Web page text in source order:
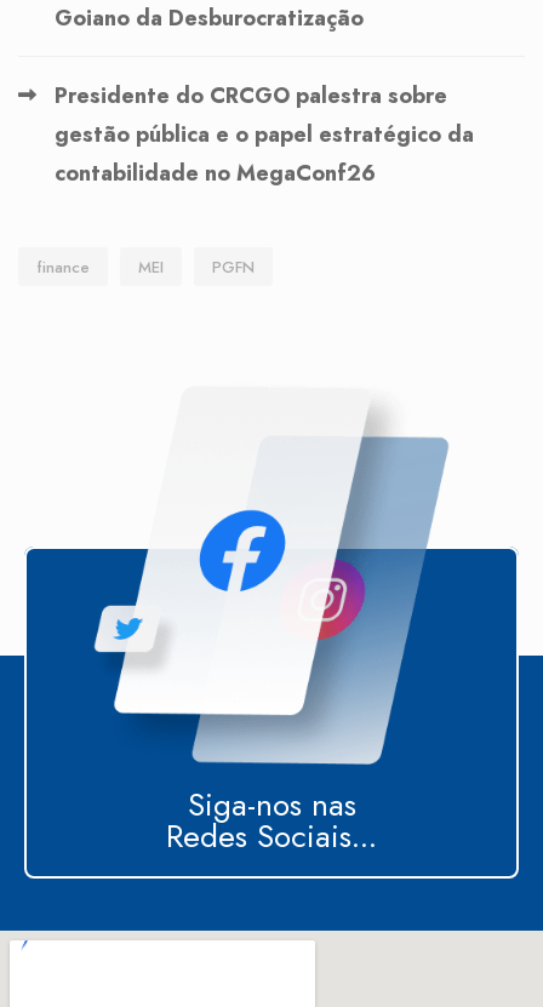
Goiano da Desburocratização
Presidente do CRCGO palestra sobre
gestão pública e o papel estratégico da
contabilidade no MegaConf26
finance MEI PGFN
Siga-nos nas
Redes Sociais...